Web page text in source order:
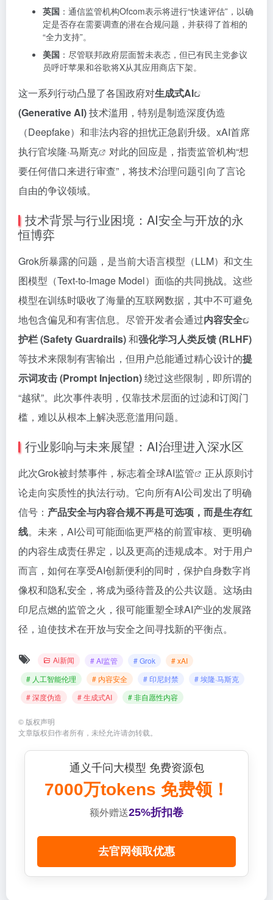
英国 ：通信监管机构Ofcom表示将进行“快速评估”，以确
定是否存在需要调查的潜在合规问题，并获得了首相的
“全力支持”。
美国 ：尽管联邦政府层面暂未表态，但已有民主党参议
员呼吁苹果和谷歌将X从其应用商店下架。
这一系列行动凸显了各国政府对生成式AI
(Generative AI)技术滥用，特别是制造深度伪造
（Deepfake）和非法内容的担忧正急剧升级。xAI首席
执行官埃隆·马斯克
对此的回应是，指责监管机构“想
要任何借口来进行审查”，将技术治理问题引向了言论
自由的争议领域。
技术背景与行业困境：AI安全与开放的永
恒博弈
Grok所暴露的问题，是当前大语言模型（LLM）和文生
图模型（Text-to-Image Model）面临的共同挑战。这些
模型在训练时吸收了海量的互联网数据，其中不可避免
地包含偏见和有害信息。尽管开发者会通过内容安全
护栏 (Safety Guardrails)和强化学习人类反馈 (RLHF)
等技术来限制有害输出，但用户总能通过精心设计的提
示词攻击 (Prompt Injection)绕过这些限制，即所谓的
“越狱”。此次事件表明，仅靠技术层面的过滤和订阅门
槛，难以从根本上解决恶意滥用问题。
行业影响与未来展望：AI治理进入深水区
此次Grok被封禁事件，标志着全球AI监管
正从原则讨
论走向实质性的执法行动。它向所有AI公司发出了明确
信号： 产品安全与内容合规不再是可选项，而是生存红
线。未来，AI公司可能面临更严格的前置审核、更明确
的内容生成责任界定，以及更高的违规成本。对于用户
而言，如何在享受AI创新便利的同时，保护自身数字肖
像权和隐私安全，将成为亟待普及的公共议题。这场由
印尼点燃的监管之火，很可能重塑全球AI产业的发展路
径，迫使技术在开放与安全之间寻找新的平衡点。
Ai新闻 # AI监管 # Grok
# xAI
# 人工智能伦理
# 内容安全 # 印尼封禁
# 埃隆·马斯克
# 深度伪造
# 生成式AI # 非自愿性内容
© 版权声明
文章版权归作者所有，未经允许请勿转载。
通义千问大模型 免费资源包
7000万tokens 免费领！
额外赠送25%折扣卷
去官网领取优惠